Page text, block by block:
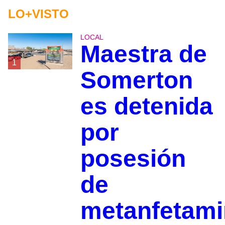
LO+VISTO
1
LOCAL
Maestra de
Somerton
es detenida
por
posesión
de